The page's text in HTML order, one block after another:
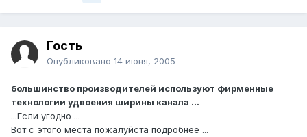
Гость
Опубликовано 14 июня, 2005
большинство производителей используют фирменные
технологии удвоения ширины канала ...
...Если угодно ...
Вот с этого места пожалуйста подробнее ...